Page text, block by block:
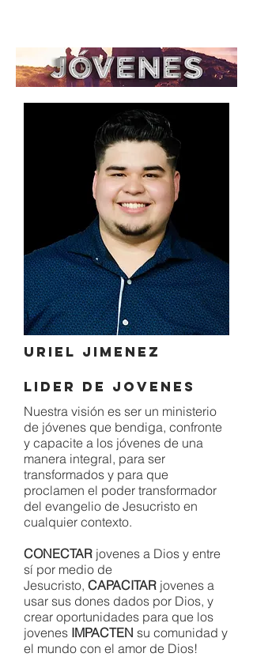
Uriel jimenez
Lider de Jovenes
Nuestra visión es ser un ministerio
de jóvenes que bendiga, confronte
y capacite a los jóvenes de una
manera integral, para ser
transformados y para que
proclamen el poder transformador
del evangelio de Jesucristo en
cualquier contexto.
CONECTAR jovenes a Dios y entre
sí por medio de
Jesucristo, CAPACITAR jovenes a
usar sus dones dados por Dios, y
crear oportunidades para que los
jovenes IMPACTEN su comunidad y
el mundo con el amor de Dios!